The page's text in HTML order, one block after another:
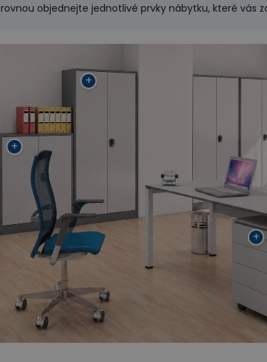
objednejte jednotlivé prvky nábytku, které vás
+
+
+